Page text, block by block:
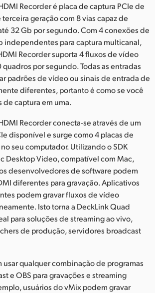
Recorder é placa de captura PCIe de
geração com 8 vias capaz de
32 Gb por segundo. Com 4 conexões de
independentes para captura multicanal,
Recorder suporta 4 fluxos de vídeo
por segundo. Todas as entradas
padrões de vídeo ou sinais de entrada de
diferentes, portanto é como se você
de captura em uma.
Recorder conecta-se através de um
disponível e surge como 4 placas de
seu computador. Utilizando o SDK
Desktop Video, compatível com Mac,
desenvolvedores de software podem
diferentes para gravação. Aplicativos
podem gravar fluxos de vídeo
Isto torna a DeckLink Quad
para soluções de streaming ao vivo,
de produção, servidores broadcast
qualquer combinação de programas
e OBS para gravações e streaming
usuários do vMix podem gravar